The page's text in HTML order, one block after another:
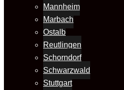
Mannheim
Marbach
Ostalb
Reutlingen
Schorndorf
Schwarzwald
Stuttgart